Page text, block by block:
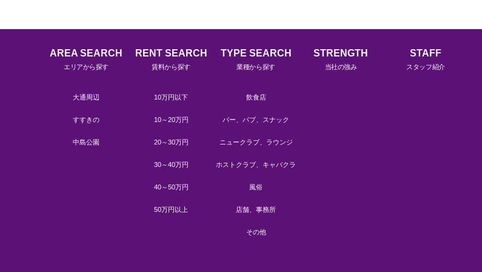
AREA SEARCH
エリアから探す
大通周辺
すすきの
中島公園
RENT SEARCH
賃料から探す
10万円以下
10～20万円
20～30万円
30～40万円
40～50万円
50万円以上
TYPE SEARCH
業種から探す
飲食店
バー、パブ、スナック
ニュークラブ、ラウンジ
ホストクラブ、キャバクラ
風俗
店舗、事務所
その他
STRENGTH
当社の強み
STAFF
スタッフ紹介